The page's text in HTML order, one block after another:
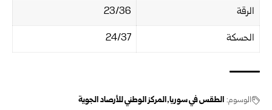
الرقة
23/36
الحسكة
24/37
الوسوم: الطقس في سوريا المركز الوطني للأرصاد الجوية